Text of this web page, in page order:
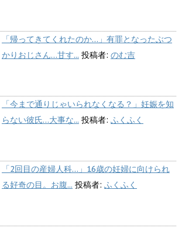
「帰ってきてくれたのか…」有罪となったぶつ
かりおじさん…甘す... 投稿者: のむ吉
「今まで通りじゃいられなくなる？」妊娠を知
らない彼氏…大事な... 投稿者: ふくふく
「2回目の産婦人科…」16歳の妊婦に向けられ
る好奇の目。お腹... 投稿者: ふくふく